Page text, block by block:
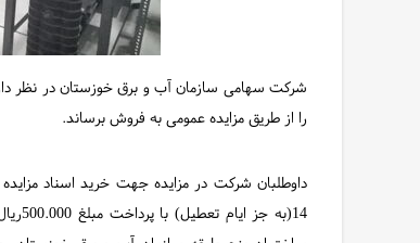
شرکت سهامی سازمان آب و برق خوزستان در نظر
را از طریق مزایده عمومی به فروش برساند.